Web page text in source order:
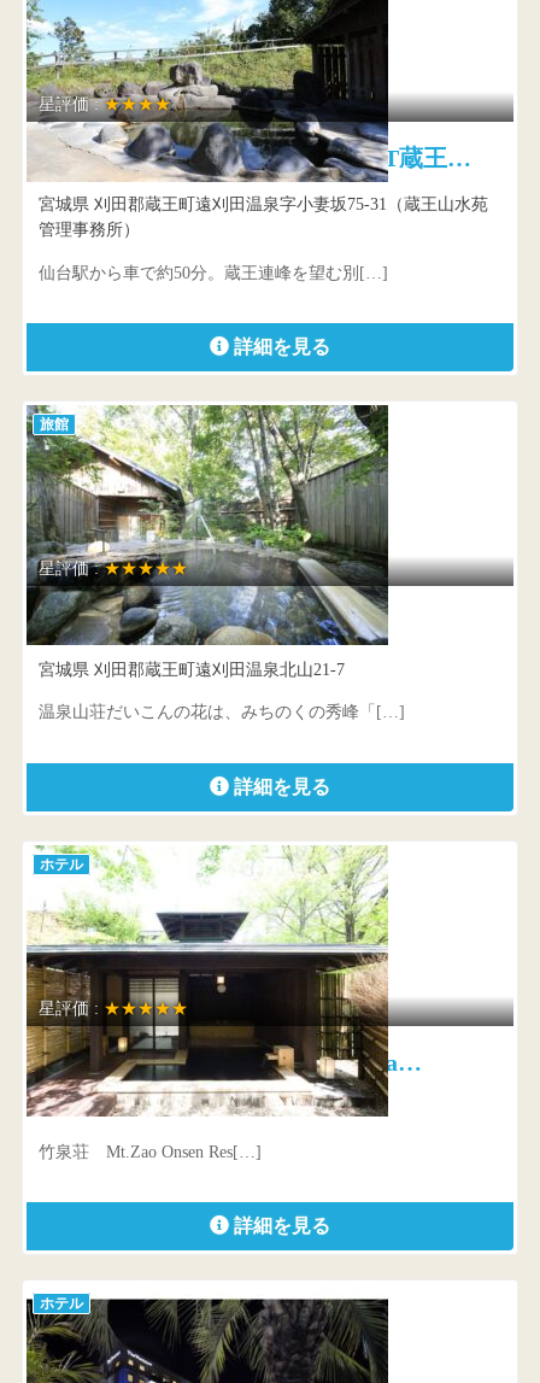
星評価 :★★★★
たびの邸宅 HOMANN CONCEPT蔵王…
宮城県 刈田郡蔵王町遠刈田温泉字小妻坂75-31（蔵王山水苑
管理事務所）
仙台駅から車で約50分。蔵王連峰を望む別[…]
詳細を見る
旅館
星評価 :★★★★★
温泉山荘だいこんの花
宮城県 刈田郡蔵王町遠刈田温泉北山21-7
温泉山荘だいこんの花は、みちのくの秀峰「[…]
詳細を見る
ホテル
星評価 : ★★★★★
竹泉荘 Mt.Zao Onsen Resort &a…
宮城県 刈田郡蔵王町遠刈田温泉字上ノ原88-11
竹泉荘 Mt.Zao Onsen Res[…]
詳細を見る
ホテル